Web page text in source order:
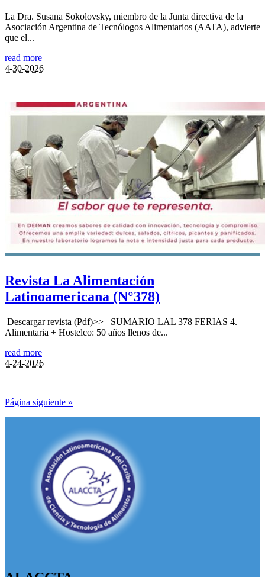
La Dra. Susana Sokolovsky, miembro de la Junta directiva de la
Asociación Argentina de Tecnólogos Alimentarios (AATA), advierte
que el...
read more
4-30-2026 |
Revista La Alimentación
Latinoamericana (N°378)
Descargar revista (Pdf)>> SUMARIO LAL 378 FERIAS 4.
Alimentaria + Hostelco: 50 años llenos de...
read more
4-24-2026 |
Página siguiente »